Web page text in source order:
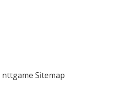
nttgame Sitemap